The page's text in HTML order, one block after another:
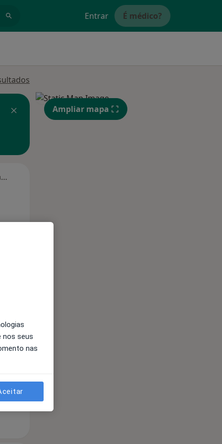
Entrar É médico?
Segunda-feira
11 Ago
Ampliar mapa
nos seus
nas